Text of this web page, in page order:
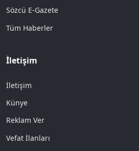
Sözcü E-Gazete
Tüm Haberler
İletişim
İletişim
Künye
Reklam Ver
Vefat İlanları